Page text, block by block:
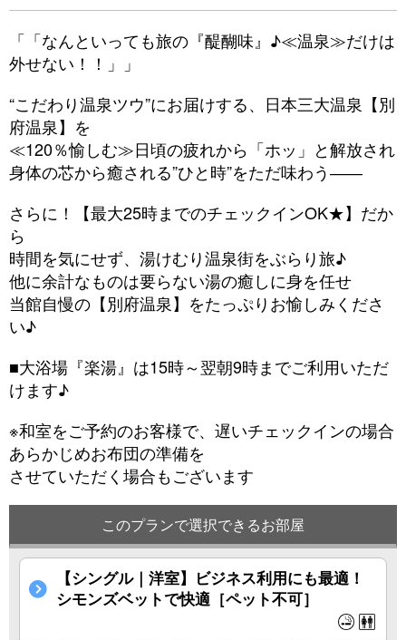
「「なんといっても旅の『醍醐味』♪≪温泉≫だけは
外せない！！」」
“こだわり温泉ツウ”にお届けする、日本三大温泉【別
府温泉】を
≪120％愉しむ≫日頃の疲れから「ホッ」と解放され
身体の芯から癒される”ひと時”をただ味わう――
さらに！【最大25時までのチェックインOK★】だか
ら
時間を気にせず、湯けむり温泉街をぶらり旅♪
他に余計なものは要らない湯の癒しに身を任せ
当館自慢の【別府温泉】をたっぷりお愉しみくださ
い♪
■大浴場『楽湯』は15時～翌朝9時までご利用いただ
けます♪
※和室をご予約のお客様で、遅いチェックインの場合
あらかじめお布団の準備を
させていただく場合もございます
このプランで選択できるお部屋
【シングル｜洋室】ビジネス利用にも最適！
シモンズベットで快適［ペット不可］